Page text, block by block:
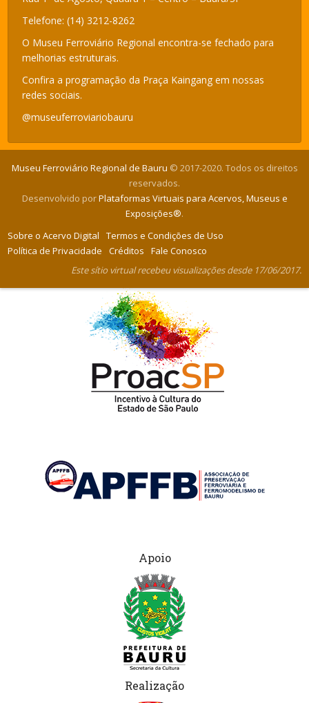
Telefone: (14) 3212-8262
O Museu Ferroviário Regional encontra-se fechado para
melhorias estruturais.
Confira a programação da Praça Kaingang em nossas
redes sociais.
@museuferroviariobauru
Museu Ferroviário Regional de Bauru © 2017-2020. Todos os direitos
reservados.
Desenvolvido porPlataformas Virtuais para Acervos, Museus e
Exposições®.
Sobre o Acervo Digital
Termos e Condições de Uso
Política de Privacidade
Créditos
Fale Conosco
Este sítio virtual recebeu visualizações desde 17/06/2017.
Apoio
Realização